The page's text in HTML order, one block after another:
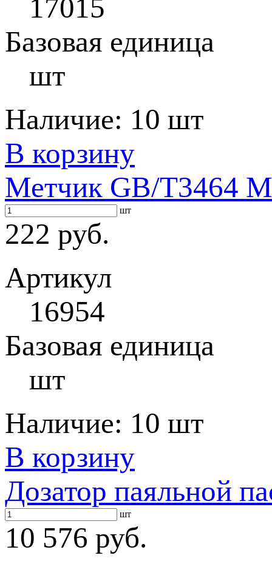
17015
Базовая единица
шт
Наличие: 10 шт
В корзину
Метчик GB/T3464
шт
222 руб.
Артикул
16954
Базовая единица
шт
Наличие: 10 шт
В корзину
Дозатор паяльной
шт
10 576 руб.